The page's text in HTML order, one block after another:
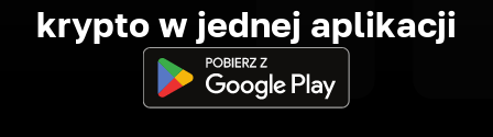
krypto w jednej aplikacji